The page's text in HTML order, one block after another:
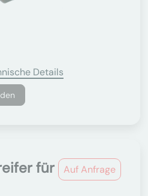
Details
Auf Anfrage
für